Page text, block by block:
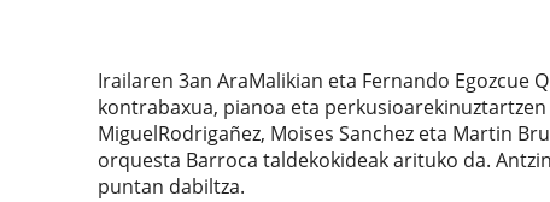
Irailaren 3an AraMalikian eta Fernando Egozcue
kontrabaxua, pianoa eta
MiguelRodrigañez, Moises Sanchez eta Martin
orquesta Barroca taldekokideak arituko da.
puntan dabiltza.